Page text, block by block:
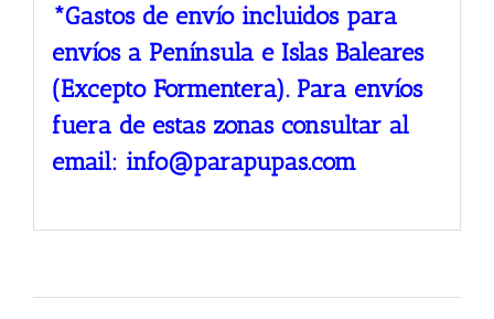
*Gastos de envío incluidos para
envíos a Península e Islas Baleares
(Excepto Formentera). Para envíos
fuera de estas zonas consultar al
email: info@parapupas.com